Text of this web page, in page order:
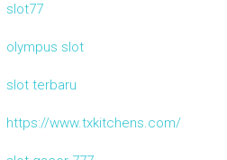
slot77
olympus slot
slot terbaru
https://www.txkitchens.com/